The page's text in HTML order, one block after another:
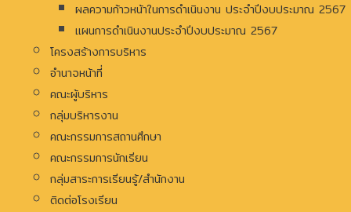
ผลความก้าวหน้าในการดำเนินงาน ประจำปีงบประมาณ 2567
แผนการดำเนินงานประจำปีงบประมาณ 2567
โครงสร้างการบริหาร
อํานาจหน้าที่
คณะผู้บริหาร
กลุ่มบริหารงาน
คณะกรรมการสถานศึกษา
คณะกรรมการนักเรียน
กลุ่มสาระการเรียนรู้/สำนักงาน
ติดต่อโรงเรียน